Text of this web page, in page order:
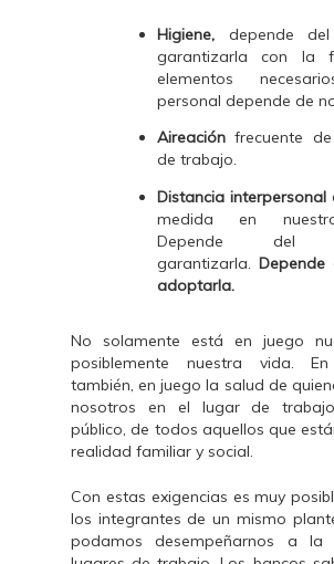
Higiene, depende
garantizarla con la
elementos
personal depende de
Aireación frecuente
de trabajo.
Distancia interpersonal
medida en
Depende del
garantizarla. Depende
adoptarla.
No solamente está en juego
posiblemente nuestra vida.
también, en juego la salud de
nosotros en el lugar de
público, de todos aquellos que
realidad familiar y social.
Con estas exigencias es muy
los integrantes de un mismo
podamos desempeñarnos a